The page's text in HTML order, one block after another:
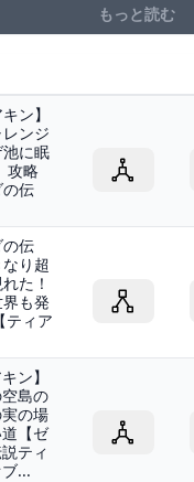
playlist?
もっと読む
ン】
ンジ
池に眠
攻略
の伝
伝
り超
た！
も発
ティア
ン】
島の
の場
【ゼ
ティ
...